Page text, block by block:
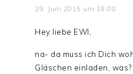
29. Juni 2015 um 19:08
Hey liebe EWI,
na- da muss ich Dich
Gläschen einladen, was?